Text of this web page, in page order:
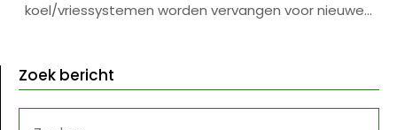
koel/vriessystemen worden vervangen voor nieuwe…
Zoek bericht